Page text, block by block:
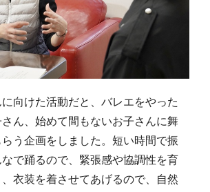
向けた活動だと、バレエをやった
ん、始めて間もないお子さんに舞
う企画をしました。短い時間で振
で踊るので、緊張感や協調性を育
衣装を着させてあげるので、自然